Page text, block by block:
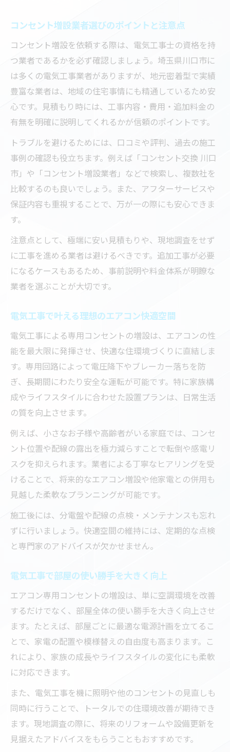
コンセント増設業者選びのポイントと注意点
コンセント増設を依頼する際は、電気工事士の資格を持
つ業者であるかを必ず確認しましょう。埼玉県川口市に
は多くの電気工事業者がありますが、地元密着型で実績
豊富な業者は、地域の住宅事情にも精通しているため安
心です。見積もり時には、工事内容・費用・追加料金の
有無を明確に説明してくれるかが信頼のポイントです。
トラブルを避けるためには、口コミや評判、過去の施工
事例の確認も役立ちます。例えば「コンセント交換 川口
市」や「コンセント増設業者」などで検索し、複数社を
比較するのも良いでしょう。また、アフターサービスや
保証内容も重視することで、万が一の際にも安心できま
す。
注意点として、極端に安い見積もりや、現地調査をせず
に工事を進める業者は避けるべきです。追加工事が必要
になるケースもあるため、事前説明や料金体系が明瞭な
業者を選ぶことが大切です。
電気工事で叶える理想のエアコン快適空間
電気工事による専用コンセントの増設は、エアコンの性
能を最大限に発揮させ、快適な住環境づくりに直結しま
す。専用回路によって電圧降下やブレーカー落ちを防
ぎ、長期間にわたり安全な運転が可能です。特に家族構
成やライフスタイルに合わせた設置プランは、日常生活
の質を向上させます。
例えば、小さなお子様や高齢者がいる家庭では、コンセ
ント位置や配線の露出を極力減らすことで転倒や感電リ
スクを抑えられます。業者による丁寧なヒアリングを受
けることで、将来的なエアコン増設や他家電との併用も
見越した柔軟なプランニングが可能です。
施工後には、分電盤や配線の点検・メンテナンスも忘れ
ずに行いましょう。快適空間の維持には、定期的な点検
と専門家のアドバイスが欠かせません。
電気工事で部屋の使い勝手を大きく向上
エアコン専用コンセントの増設は、単に空調環境を改善
するだけでなく、部屋全体の使い勝手を大きく向上させ
ます。たとえば、部屋ごとに最適な電源計画を立てるこ
とで、家電の配置や模様替えの自由度も高まります。こ
れにより、家族の成長やライフスタイルの変化にも柔軟
に対応できます。
また、電気工事を機に照明や他のコンセントの見直しも
同時に行うことで、トータルでの住環境改善が期待でき
ます。現地調査の際に、将来のリフォームや設備更新を
見据えたアドバイスをもらうこともおすすめです。